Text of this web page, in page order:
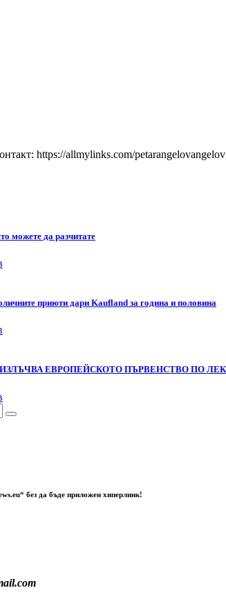
https://allmylinks.com/petarangelovangelov
можете да разчитате
приюти дари Kaufland за година и половина
ИЗЛЪЧВА ЕВРОПЕЙСКОТО ПЪРВЕНСТВО ПО
без да бъде приложен хиперлинк!